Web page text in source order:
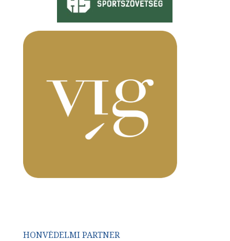
HONVÉDELMI PARTNER